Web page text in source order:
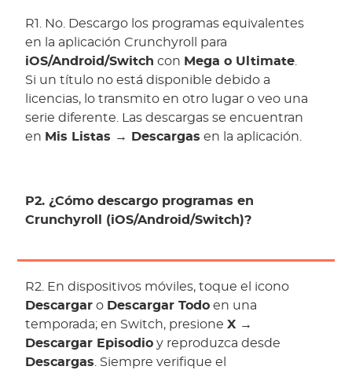
R1. No. Descargo los programas equivalentes
en la aplicación Crunchyroll para
iOS/Android/Switch con Mega o Ultimate.
Si un título no está disponible debido a
licencias, lo transmito en otro lugar o veo una
serie diferente. Las descargas se encuentran
en Mis Listas → Descargas en la aplicación.
P2. ¿Cómo descargo programas en
Crunchyroll (iOS/Android/Switch)?
R2. En dispositivos móviles, toque el icono
Descargar o Descargar Todo en una
temporada; en Switch, presioneX →
Descargar Episodio y reproduzca desde
Descargas. Siempre verifique el